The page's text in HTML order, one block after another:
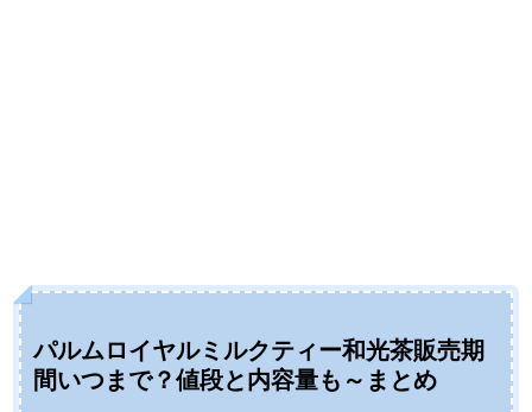
パルムロイヤルミルクティー和光茶販売期
間いつまで？値段と内容量も～まとめ